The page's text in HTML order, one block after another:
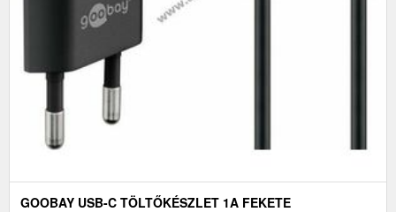
GOOBAY USB-C TÖLTŐKÉSZLET 1A FEKETE